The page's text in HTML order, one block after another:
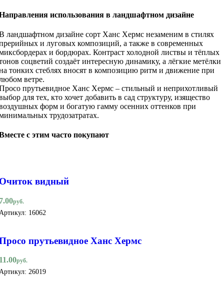
использования в ландшафтном дизайне
ландшафтном дизайне сорт Ханс Хермс незаменим в стилях
и луговых композиций, а также в современных
и бордюрах. Контраст холодной листвы и тёплых
соцветий создаёт интересную динамику, а лёгкие метёлки
тонких стеблях вносят в композицию ритм и движение при
ветре.
прутьевидное Ханс Хермс – стильный и неприхотливый
для тех, кто хочет добавить в сад структуру, изящество
форм и богатую гамму осенних оттенков при
трудозатратах.
с этим часто покупают
видный
руб.
16062
прутьевидное Ханс Хермс
руб.
26019